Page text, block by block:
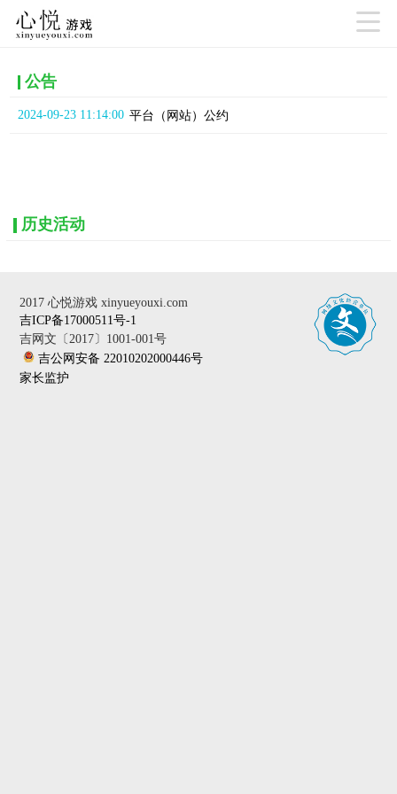

公告
2024-09-23 11:14:00 平台（网站）公约
历史活动
2017 心悦游戏 xinyueyouxi.com
吉ICP备17000511号-1
吉网文〔2017〕1001-001号
吉公网安备 22010202000446号
家长监护